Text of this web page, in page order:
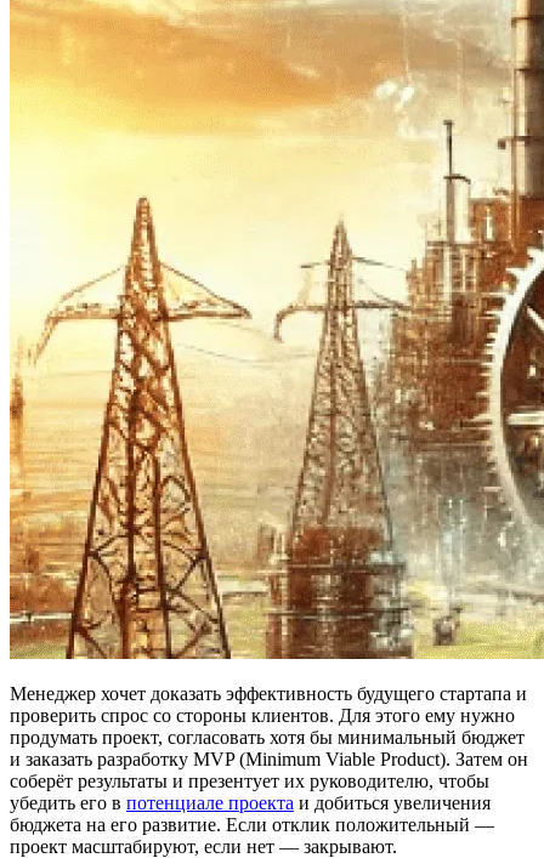
Менеджер хочет доказать эффективность будущего стартапа и
проверить спрос со стороны клиентов. Для этого ему нужно
продумать проект, согласовать хотя бы минимальный бюджет
и заказать разработку MVP (Minimum Viable Product). Затем он
соберёт результаты и презентует их руководителю, чтобы
убедить его в потенциале проекта и добиться увеличения
бюджета на его развитие. Если отклик положительный —
проект масштабируют, если нет — закрывают.